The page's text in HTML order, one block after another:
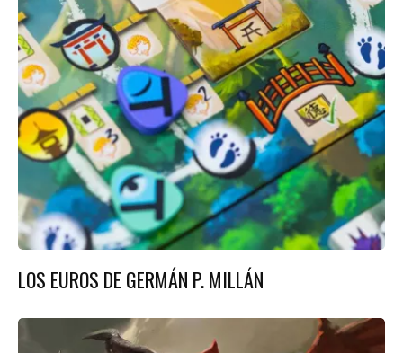
LOS EUROS DE GERMÁN P. MILLÁN